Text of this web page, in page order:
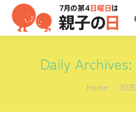
Daily Archives:
You are here:
Home 2025